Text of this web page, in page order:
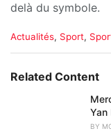
delà du symbole.
C
e
Actualités, Sport,
Related Content
Yan
BY